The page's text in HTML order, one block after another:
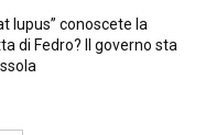
lupus” conoscete la
di Fedro? Il governo sta